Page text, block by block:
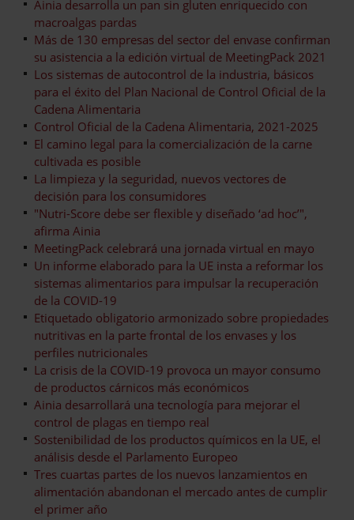
Ainia desarrolla un pan sin gluten enriquecido con
macroalgas pardas
Más de 130 empresas del sector del envase confirman
su asistencia a la edición virtual de MeetingPack 2021
Los sistemas de autocontrol de la industria, básicos
para el éxito del Plan Nacional de Control Oficial de la
Cadena Alimentaria
Control Oficial de la Cadena Alimentaria, 2021-2025
El camino legal para la comercialización de la carne
cultivada es posible
La limpieza y la seguridad, nuevos vectores de
decisión para los consumidores
"Nutri-Score debe ser flexible y diseñado ‘ad hoc’",
afirma Ainia
MeetingPack celebrará una jornada virtual en mayo
Un informe elaborado para la UE insta a reformar los
sistemas alimentarios para impulsar la recuperación
de la COVID-19
Etiquetado obligatorio armonizado sobre propiedades
nutritivas en la parte frontal de los envases y los
perfiles nutricionales
La crisis de la COVID-19 provoca un mayor consumo
de productos cárnicos más económicos
Ainia desarrollará una tecnología para mejorar el
control de plagas en tiempo real
Sostenibilidad de los productos químicos en la UE, el
análisis desde el Parlamento Europeo
Tres cuartas partes de los nuevos lanzamientos en
alimentación abandonan el mercado antes de cumplir
el primer año